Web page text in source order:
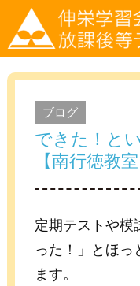
ブログ
できた！と
【南行徳教室
定期テストや模
った！」とほっ
ます。